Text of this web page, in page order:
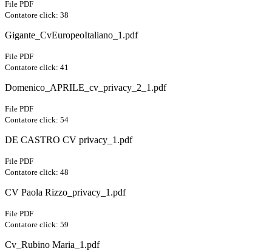
File PDF
Contatore click: 38
Gigante_CvEuropeoItaliano_1.pdf
File PDF
Contatore click: 41
Domenico_APRILE_cv_privacy_2_1.pdf
File PDF
Contatore click: 54
DE CASTRO CV privacy_1.pdf
File PDF
Contatore click: 48
CV Paola Rizzo_privacy_1.pdf
File PDF
Contatore click: 59
Cv_Rubino Maria_1.pdf